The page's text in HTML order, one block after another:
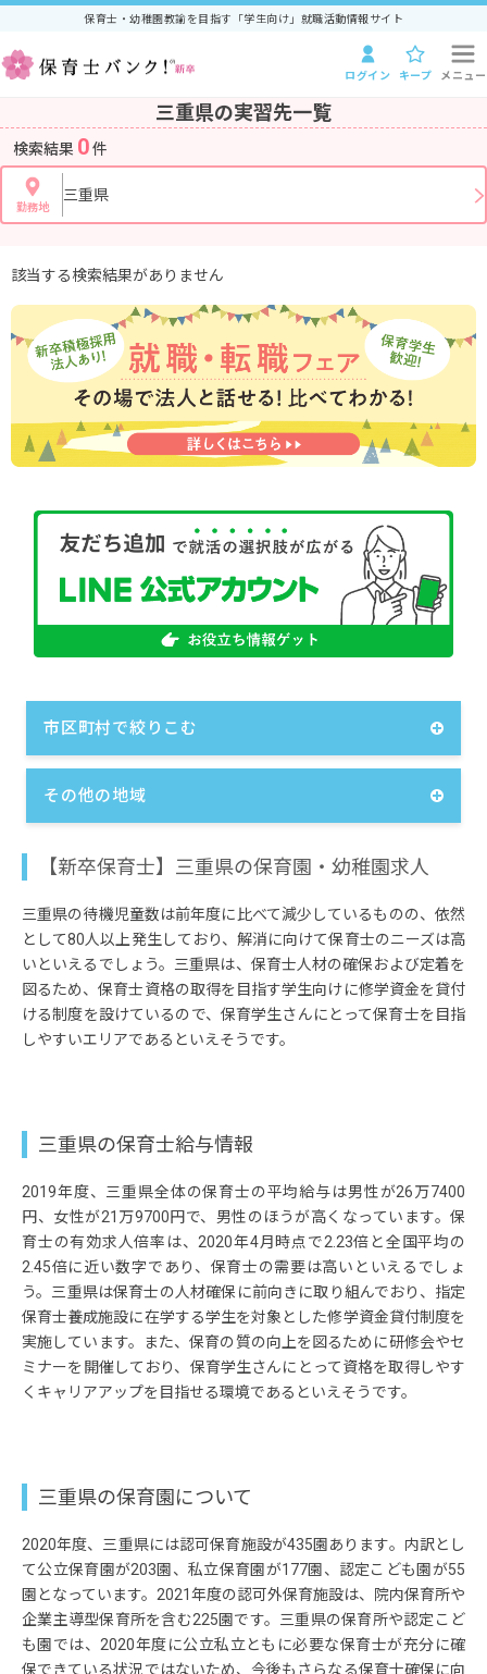
保育士・幼稚園教諭を目指す「学生向け」就職活動情報サイト
ログイン キープ メニュー
三重県の実習先一覧
検索結果 0件
勤務地
三重県
該当する検索結果がありません
市区町村で絞りこむ
その他の地域
【新卒保育士】三重県の保育園・幼稚園求人
三重県の待機児童数は前年度に比べて減少しているものの、依然
として80人以上発生しており、解消に向けて保育士のニーズは高
いといえるでしょう。三重県は、保育士人材の確保および定着を
図るため、保育士資格の取得を目指す学生向けに修学資金を貸付
ける制度を設けているので、保育学生さんにとって保育士を目指
しやすいエリアであるといえそうです。
三重県の保育士給与情報
2019年度、三重県全体の保育士の平均給与は男性が26万7400
円、女性が21万9700円で、男性のほうが高くなっています。保
育士の有効求人倍率は、2020年4月時点で2.23倍と全国平均の
2.45倍に近い数字であり、保育士の需要は高いといえるでしょ
う。三重県は保育士の人材確保に前向きに取り組んでおり、指定
保育士養成施設に在学する学生を対象とした修学資金貸付制度を
実施しています。また、保育の質の向上を図るために研修会やセ
ミナーを開催しており、保育学生さんにとって資格を取得しやす
くキャリアアップを目指せる環境であるといえそうです。
三重県の保育園について
2020年度、三重県には認可保育施設が435園あります。内訳とし
て公立保育園が203園、私立保育園が177園、認定こども園が55
園となっています。2021年度の認可外保育施設は、院内保育所や
企業主導型保育所を含む225園です。三重県の保育所や認定こど
も園では、2020年度に公立私立ともに必要な保育士が充分に確
保できている状況ではないため、今後もさらなる保育士確保に向